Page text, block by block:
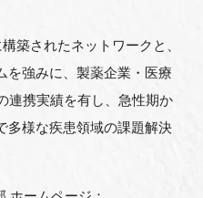
築されたネットワークと、
を強みに、製薬企業・医療
連携実績を有し、急性期か
多様な疾患領域の課題解決